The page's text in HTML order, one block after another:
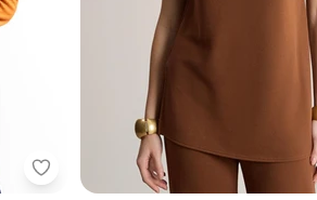
Quintess - Blusa Terracota em